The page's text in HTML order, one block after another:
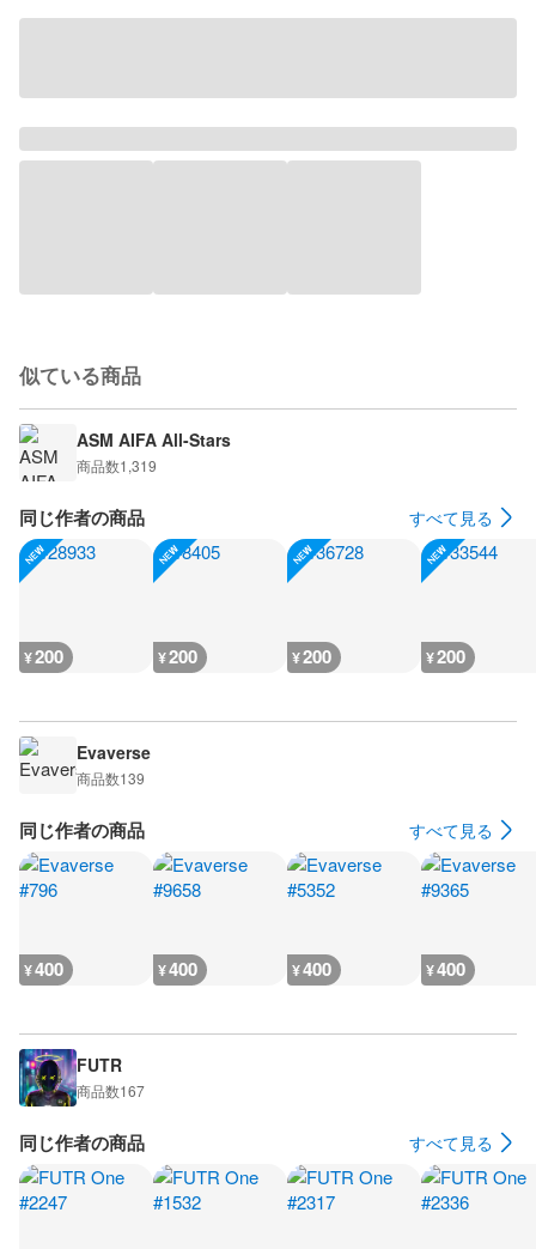
似ている商品
ASM AIFA All-Stars
商品数1,319
同じ作者の商品 すべて見る
¥200 ¥200 ¥200 ¥200
Evaverse
商品数139
同じ作者の商品 すべて見る
¥400 ¥400 ¥400 ¥400
FUTR
商品数167
同じ作者の商品 すべて見る